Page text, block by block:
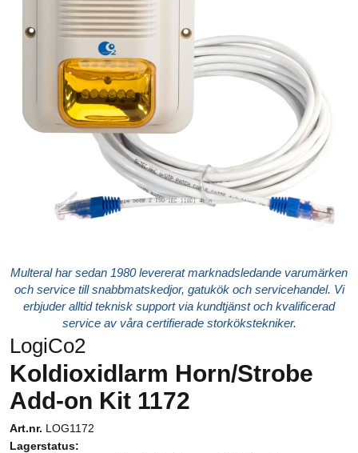
Multeral har sedan 1980 levererat marknadsledande varumärken
och service till snabbmatskedjor, gatukök och servicehandel. Vi
erbjuder alltid teknisk support via kundtjänst och kvalificerad
service av våra certifierade storkökstekniker.
LogiCo2
Koldioxidlarm Horn/Strobe
Add-on Kit 1172
Art.nr. LOG1172
Lagerstatus: